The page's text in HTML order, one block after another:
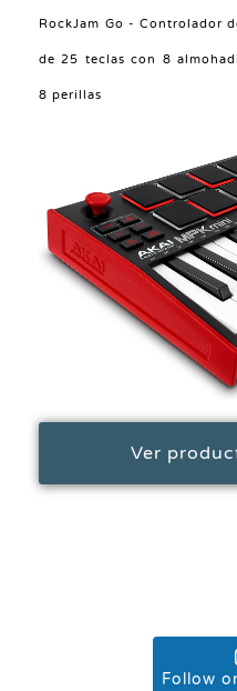
RockJam Go - Controlador
de 25 teclas con 8
8 perillas
Ver
Follow